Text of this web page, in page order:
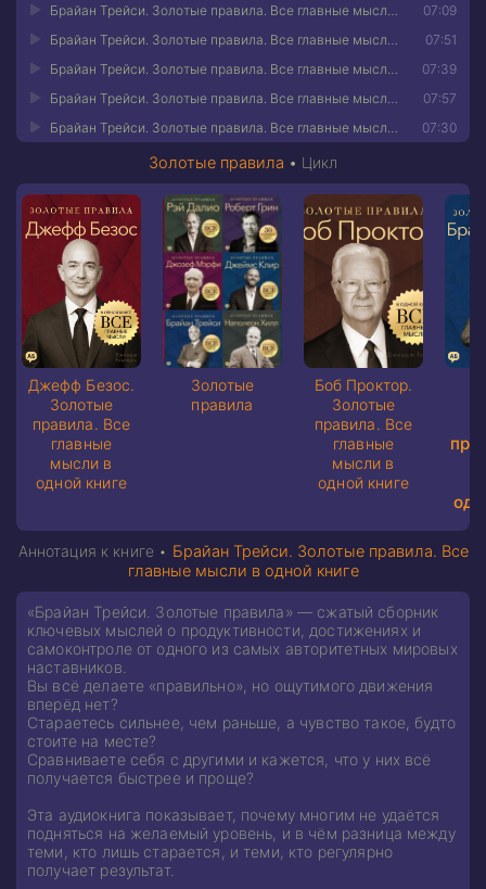
07:09
07:51
07:39
07:57
07:30
Золотые правила • Цикл
Джефф Безос.
Золотые
правила. Все
главные
мысли в
одной книге
Золотые
правила
Боб Проктор.
Золотые
правила. Все
главные
мысли в
одной книге
Аннотация к книге • Брайан Трейси. Золотые правила. Все
главные мысли в одной книге
«Брайан Трейси. Золотые правила» — сжатый сборник
ключевых мыслей о продуктивности, достижениях и
самоконтроле от одного из самых авторитетных мировых
наставников.
Вы всё делаете «правильно», но ощутимого движения
вперёд нет?
Стараетесь сильнее, чем раньше, а чувство такое, будто
стоите на месте?
Сравниваете себя с другими и кажется, что у них всё
получается быстрее и проще?
Эта аудиокнига показывает, почему многим не удаётся
подняться на желаемый уровень, и в чём разница между
теми, кто лишь старается, и теми, кто регулярно
получает результат.